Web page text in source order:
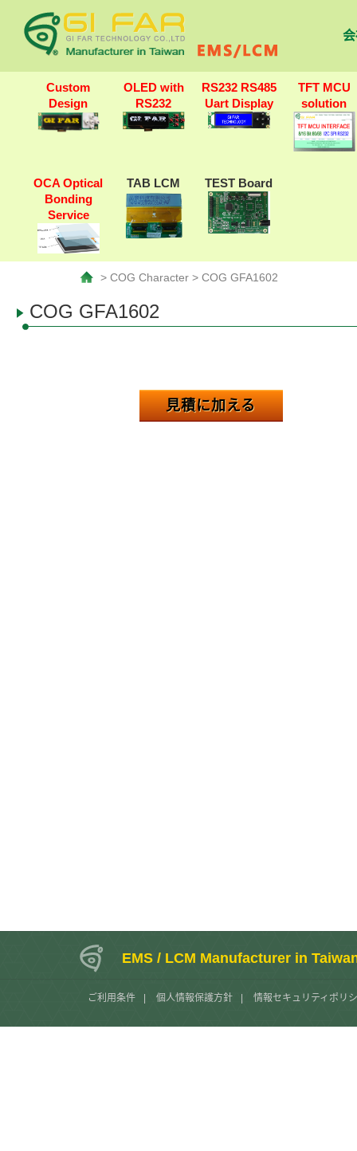
Custom
Design
OLED with
RS232
RS232 RS485
Uart Display
TFT MCU
solution
OCA Optical
Bonding
Service
TAB LCM TEST Board
> COG Character > COG GFA1602
COG GFA1602
見積に加える
EMS / LCM Manufacturer in
ご利用条件 個人情報保護方針 情報セキュリティポリ